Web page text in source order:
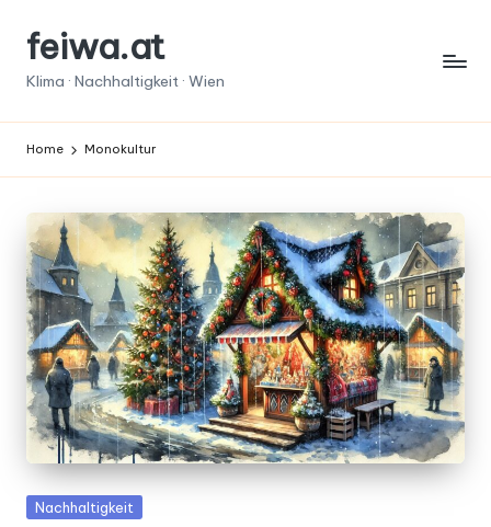
Skipfeiwa.at
Klima · Nachhaltigkeit · Wien
Home Monokultur
Posted
Nachhaltigkeit